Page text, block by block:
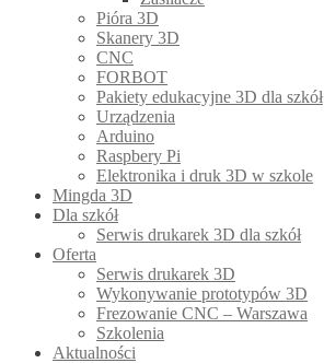
Pióra 3D
Skanery 3D
CNC
FORBOT
Pakiety edukacyjne 3D dla szkół
Urządzenia
Arduino
Raspbery Pi
Elektronika i druk 3D w szkole
Mingda 3D
Dla szkół
Serwis drukarek 3D dla szkół
Oferta
Serwis drukarek 3D
Wykonywanie prototypów 3D
Frezowanie CNC – Warszawa
Szkolenia
Aktualności